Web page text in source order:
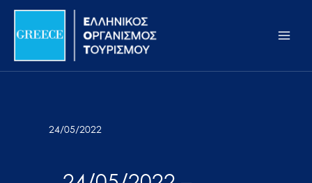
Σημείωση:
ιστότοπος
προσβασιμότητας.
Μετάβαση
περιεχόμενο
24/05/2022